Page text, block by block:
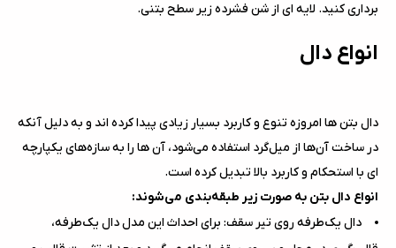
برداری کنید. لایه ای از شن فشرده زیر سطح بتنی.
انواع دال
دال بتن ها امروزه تنوع و کاربرد بسیار زیادی پیدا کرده اند و به دلیل آنکه
در ساخت آن‌ها از میل‌گرد استفاده می‌شود، آن ها را به سازه‌های یکپارچه
ای با استحکام و کاربرد بالا تبدیل کرده است.
انواع دال‌ بتن به صورت زیر طبقه‌بندی می‌شوند:
دال یک‌طرفه روی تیر سقف: برای احداث این مدل دال یک‌طرفه،